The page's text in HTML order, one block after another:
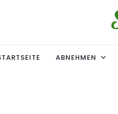
MAGERSUCHT. BULIMIE.
ABNEHMEN